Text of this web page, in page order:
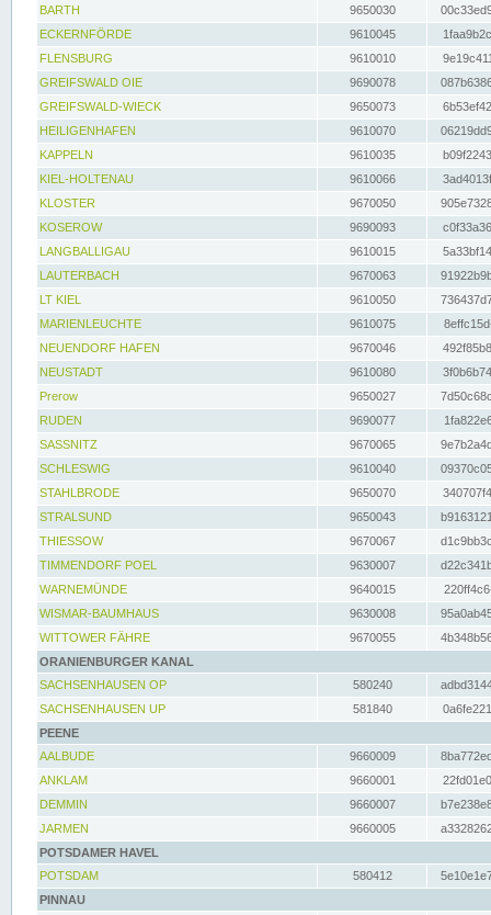
BARTH
9650030
ECKERNFÖRDE
9610045
FLENSBURG
9610010
GREIFSWALD OIE
9690078
GREIFSWALD-WIECK
9650073
HEILIGENHAFEN
9610070
KAPPELN
9610035
KIEL-HOLTENAU
9610066
KLOSTER
9670050
KOSEROW
9690093
LANGBALLIGAU
9610015
LAUTERBACH
9670063
LT KIEL
9610050
MARIENLEUCHTE
9610075
NEUENDORF HAFEN
9670046
NEUSTADT
9610080
Prerow
9650027
RUDEN
9690077
SASSNITZ
9670065
SCHLESWIG
9610040
STAHLBRODE
9650070
STRALSUND
9650043
THIESSOW
9670067
TIMMENDORF POEL
9630007
WARNEMÜNDE
9640015
WISMAR-BAUMHAUS
9630008
WITTOWER FÄHRE
9670055
ORANIENBURGER KANAL
SACHSENHAUSEN OP
580240
SACHSENHAUSEN UP
581840
PEENE
AALBUDE
9660009
ANKLAM
9660001
DEMMIN
9660007
JARMEN
9660005
POTSDAMER HAVEL
POTSDAM
580412
PINNAU